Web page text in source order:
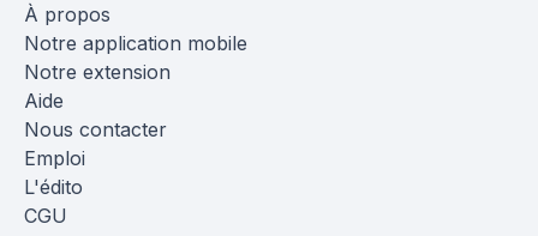
À propos
Notre application mobile
Notre extension
Aide
Nous contacter
Emploi
L'édito
CGU